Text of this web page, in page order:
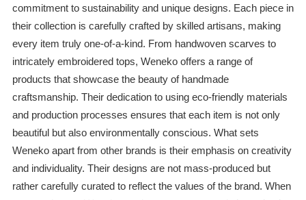
commitment to sustainability and unique designs. Each piece in
their collection is carefully crafted by skilled artisans, making
every item truly one-of-a-kind. From handwoven scarves to
intricately embroidered tops, Weneko offers a range of
products that showcase the beauty of handmade
craftsmanship. Their dedication to using eco-friendly materials
and production processes ensures that each item is not only
beautiful but also environmentally conscious. What sets
Weneko apart from other brands is their emphasis on creativity
and individuality. Their designs are not mass-produced but
rather carefully curated to reflect the values of the brand. When